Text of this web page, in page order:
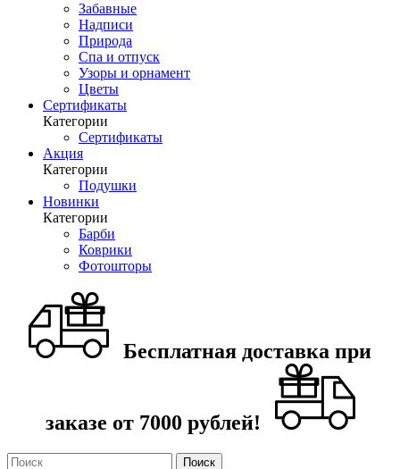
Забавные
Надписи
Природа
Спа и отпуск
Узоры и орнамент
Цветы
Сертификаты
Категории
Сертификаты
Акция
Категории
Подушки
Новинки
Категории
Барби
Коврики
Фотошторы
Бесплатная доставка при
заказе от 7000 рублей!